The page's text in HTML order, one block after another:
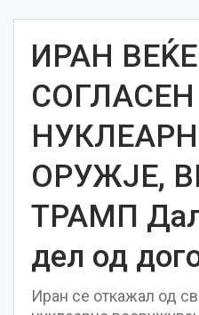
ИРАН
ОРУЖЈЕ,
ТРАМП
дел од
Иран се откажал од